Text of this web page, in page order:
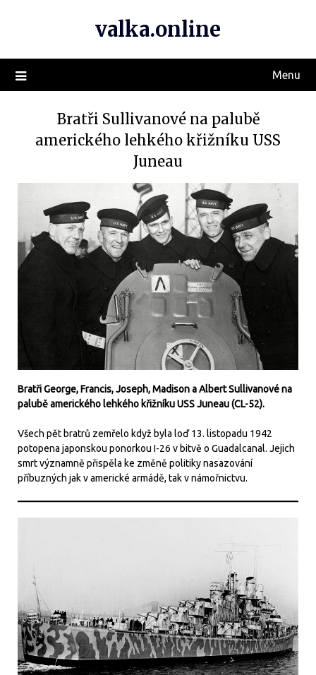
valka.online
Menu
Bratři Sullivanové na palubě
amerického lehkého křižníku USS
Juneau
Bratři George, Francis, Joseph, Madison a Albert Sullivanové na
palubě amerického lehkého křižníku USS Juneau (CL-52).
Všech pět bratrů zemřelo když byla loď 13. listopadu 1942
potopena japonskou ponorkou I-26 v bitvě o Guadalcanal. Jejich
smrt významně přispěla ke změně politiky nasazování
příbuzných jak v americké armádě, tak v námořnictvu.